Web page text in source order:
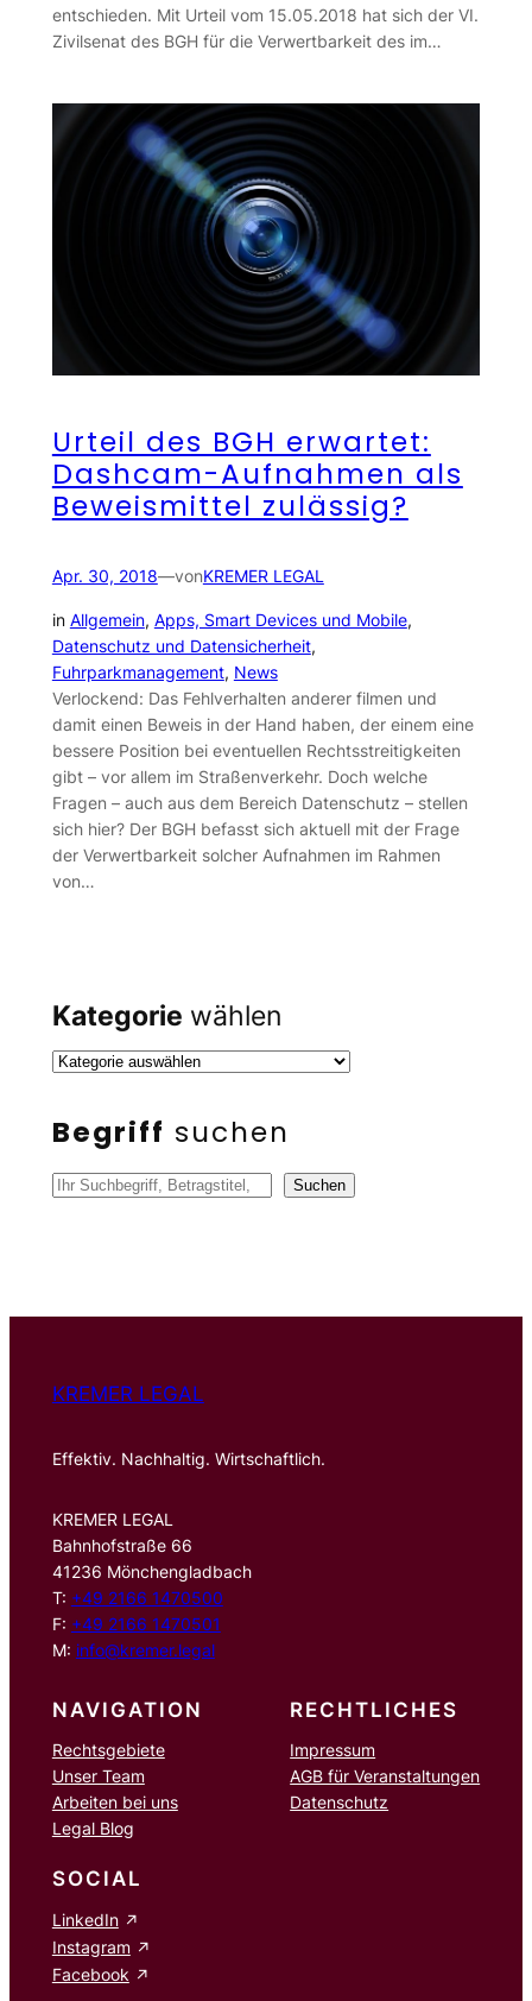
entschieden. Mit Urteil vom 15.05.2018 hat sich der VI.
Zivilsenat des BGH für die Verwertbarkeit des im…
Urteil des BGH erwartet:
Dashcam-Aufnahmen als
Beweismittel zulässig?
Apr. 30, 2018—vonKREMER LEGAL
in Allgemein, Apps, Smart Devices und Mobile
Datenschutz und Datensicherheit
Fuhrparkmanagement, News
Verlockend: Das Fehlverhalten anderer filmen und
damit einen Beweis in der Hand haben, der einem eine
bessere Position bei eventuellen Rechtsstreitigkeiten
gibt – vor allem im Straßenverkehr. Doch welche
Fragen – auch aus dem Bereich Datenschutz – stellen
sich hier? Der BGH befasst sich aktuell mit der Frage
der Verwertbarkeit solcher Aufnahmen im Rahmen
von…
Kategorie wählen
Begriff suchen
S
n
Suchen
KREMER LEGAL
Effektiv. Nachhaltig. Wirtschaftlich.
KREMER LEGAL
Bahnhofstraße 66
41236 Mönchengladbach
T: +49 2166 1470500
F: +49 2166 1470501
M: info@kremer.legal
NAVIGATION
Rechtsgebiete
Unser Team
Arbeiten bei uns
Legal Blog
RECHTLICHES
Impressum
AGB für Veranstaltungen
Datenschutz
SOCIAL
LinkedIn
Instagram
Facebook